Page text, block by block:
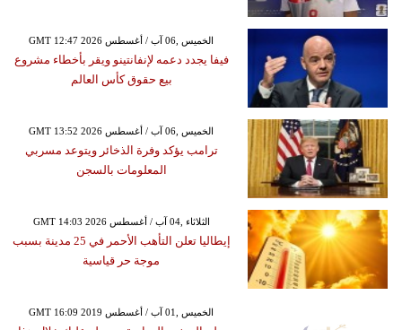
GMT 12:47 2026 الخميس ,06 آب / أغسطس
فيفا يجدد دعمه لإنفانتينو ويقر بأخطاء مشروع
بيع حقوق كأس العالم
GMT 13:52 2026 الخميس ,06 آب / أغسطس
ترامب يؤكد وفرة الذخائر ويتوعد مسربي
المعلومات بالسجن
GMT 14:03 2026 الثلاثاء ,04 آب / أغسطس
إيطاليا تعلن التأهب الأحمر في 25 مدينة بسبب
موجة حر قياسية
GMT 16:09 2019 الخميس ,01 آب / أغسطس